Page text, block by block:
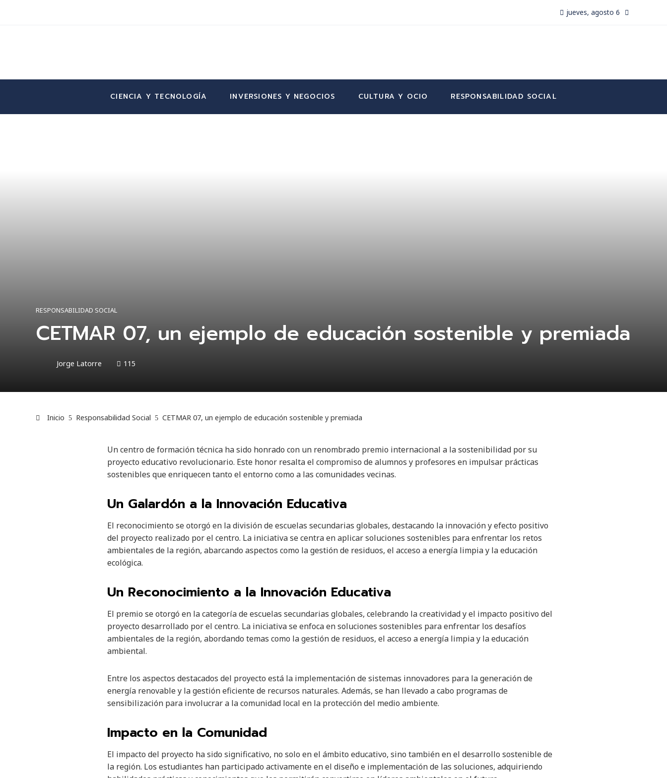
jueves, agosto 6
CIENCIA Y TECNOLOGÍA INVERSIONES Y NEGOCIOS CULTURA Y OCIO RESPONSABILIDAD SOCIAL
RESPONSABILIDAD SOCIAL
CETMAR 07, un ejemplo de educación sostenible y premiada
Jorge Latorre 115
Inicio Responsabilidad Social CETMAR 07, un ejemplo de educación sostenible y premiada
Un centro de formación técnica ha sido honrado con un renombrado premio internacional a la sostenibilidad por su
proyecto educativo revolucionario. Este honor resalta el compromiso de alumnos y profesores en impulsar prácticas
sostenibles que enriquecen tanto el entorno como a las comunidades vecinas.
Un Galardón a la Innovación Educativa
El reconocimiento se otorgó en la división de escuelas secundarias globales, destacando la innovación y efecto positivo
del proyecto realizado por el centro. La iniciativa se centra en aplicar soluciones sostenibles para enfrentar los retos
ambientales de la región, abarcando aspectos como la gestión de residuos, el acceso a energía limpia y la educación
ecológica.
Un Reconocimiento a la Innovación Educativa
El premio se otorgó en la categoría de escuelas secundarias globales, celebrando la creatividad y el impacto positivo del
proyecto desarrollado por el centro. La iniciativa se enfoca en soluciones sostenibles para enfrentar los desafíos
ambientales de la región, abordando temas como la gestión de residuos, el acceso a energía limpia y la educación
ambiental.
Entre los aspectos destacados del proyecto está la implementación de sistemas innovadores para la generación de
energía renovable y la gestión eficiente de recursos naturales. Además, se han llevado a cabo programas de
sensibilización para involucrar a la comunidad local en la protección del medio ambiente.
Impacto en la Comunidad
El impacto del proyecto ha sido significativo, no solo en el ámbito educativo, sino también en el desarrollo sostenible de
la región. Los estudiantes han participado activamente en el diseño e implementación de las soluciones, adquiriendo